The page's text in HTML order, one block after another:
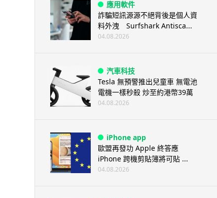
應用軟件
詐騙短訊源源不絕背後是個人資
料外洩 Surfshark Antisca...
04.08.2026
汽車科技
Tesla 無預警推出兒童車 無電池
電機一樣秒殺 炒至約港幣39萬
04.08.2026
iPhone app
歐盟再發功 Apple 終答應
iPhone 跨機剪貼簿將可貼 ...
04.08.2026